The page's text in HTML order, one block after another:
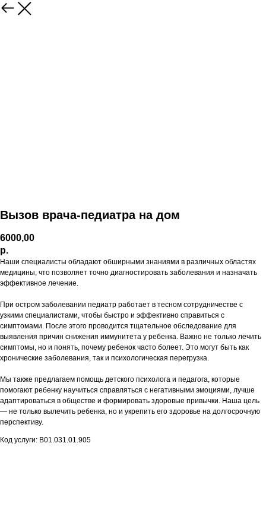
Вызов врача-педиатра на дом
6000,00
р.
Наши специалисты обладают обширными знаниями в различных областях
медицины, что позволяет точно диагностировать заболевания и назначать
эффективное лечение.
При остром заболевании педиатр работает в тесном сотрудничестве с
узкими специалистами, чтобы быстро и эффективно справиться с
симптомами. После этого проводится тщательное обследование для
выявления причин снижения иммунитета у ребенка. Важно не только лечить
симптомы, но и понять, почему ребенок часто болеет. Это могут быть как
хронические заболевания, так и психологическая перегрузка.
Мы также предлагаем помощь детского психолога и педагога, которые
помогают ребенку научиться справляться с негативными эмоциями, лучше
адаптироваться в обществе и формировать здоровые привычки. Наша цель
— не только вылечить ребенка, но и укрепить его здоровье на долгосрочную
перспективу.
Код услуги: В01.031.01.905